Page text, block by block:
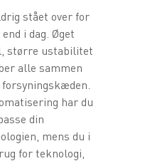
stået over for
i dag. Øget
større ustabilitet
alle sammen
har du
din
mens du i
for teknologi,